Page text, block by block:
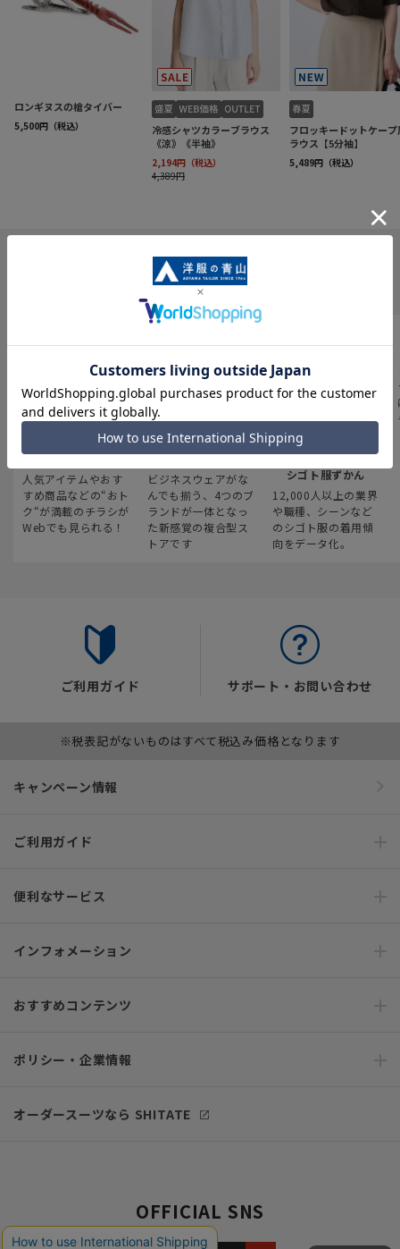
INFORMATION
最新のお買い得情報
人気アイテムやおす
すめ商品などの“おト
ク“が満載のチラシが
Webでも見られる！
スーツスクエア
ビジネスウェアがな
んでも揃う、4つのブ
ランドが一体となっ
た新感覚の複合型ス
トアです
みんなの
シゴト服ずかん
12,000人以上の業界
や職種、シーンなど
のシゴト服の着用傾
向をデータ化。
ご利用ガイド サポート・お問い合わせ
※税表記がないものはすべて税込み価格となります
キャンペーン情報
ご利用ガイド
便利なサービス
インフォメーション
おすすめコンテンツ
ポリシー・企業情報
オーダースーツなら SHITATE
OFFICIAL SNS